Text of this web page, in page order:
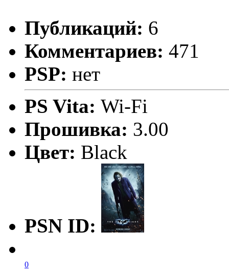
Публикаций: 6
Комментариев: 471
PSP: нет
PS Vita: Wi-Fi
Прошивка: 3.00
Цвет: Black
PSN ID:
0